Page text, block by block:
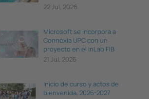
22 Jul, 2026
Microsoft se incorpora a
Connèxia UPC con un
proyecto en el inLab FIB
21 Jul, 2026
Inicio de curso y actos de
bienvenida, 2026-2027